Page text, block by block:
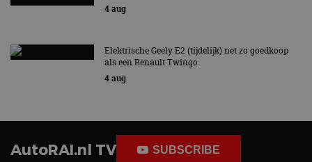
4 aug
Elektrische Geely E2 (tijdelijk) net zo goedkoop
als een Renault Twingo
4 aug
AutoRAI.nl TV SUBSCRIBE